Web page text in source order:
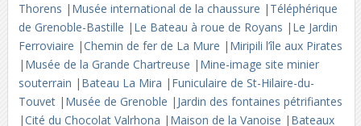
Thorens | Musée international de la chaussure | Téléphérique
de Grenoble-Bastille | Le Bateau à roue de Royans | Le Jardin
Ferroviaire |Chemin de fer de La Mure | Miripili l’île aux Pirates
| Musée de la Grande Chartreuse | Mine-image site minier
souterrain | Bateau La Mira | Funiculaire de St-Hilaire-du-
Touvet | Musée de Grenoble | Jardin des fontaines pétrifiantes
|Cité du Chocolat Valrhona | Maison de la Vanoise | Bateaux